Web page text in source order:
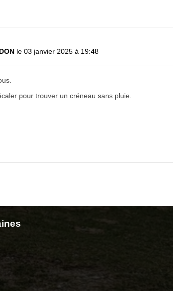
le 03 janvier 2025 à 19:48
pour trouver un créneau sans pluie.